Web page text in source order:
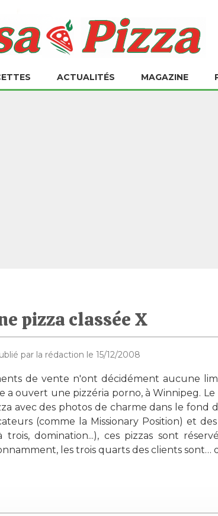
ACTUALITÉS MAGAZINE
pizza classée X
par la rédaction le 15/12/2008
de vente n'ont décidément aucune
a ouvert une pizzéria porno, à Winnipeg. Le
avec des photos de charme dans le fond
(comme la Missionary Position) et
trois, domination...), ces pizzas sont
les trois quarts des clients sont…